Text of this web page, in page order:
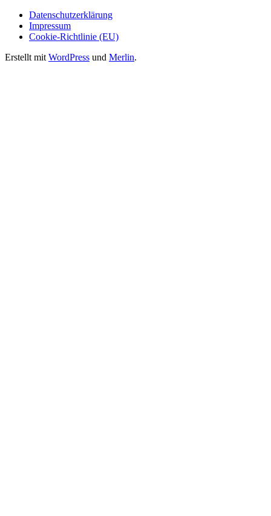
Datenschutzerklärung
Impressum
Cookie-Richtlinie (EU)
Erstellt mit WordPress und Merlin.